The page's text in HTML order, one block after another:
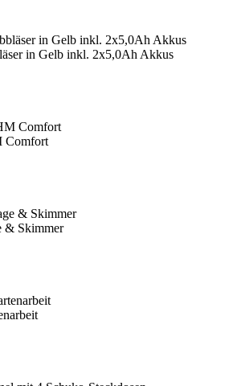
in Gelb inkl. 2x5,0Ah Akkus
Comfort
& Skimmer